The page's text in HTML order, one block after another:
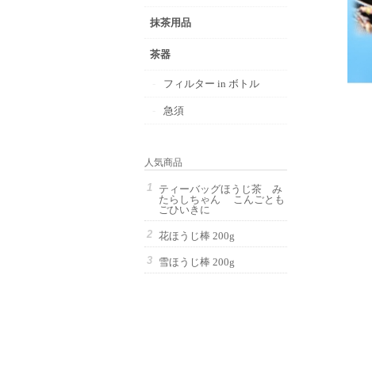
抹茶用品
茶器
フィルター in ボトル
急須
人気商品
ティーバッグほうじ茶 み
たらしちゃん こんごとも
ごひいきに
花ほうじ棒 200g
雪ほうじ棒 200g